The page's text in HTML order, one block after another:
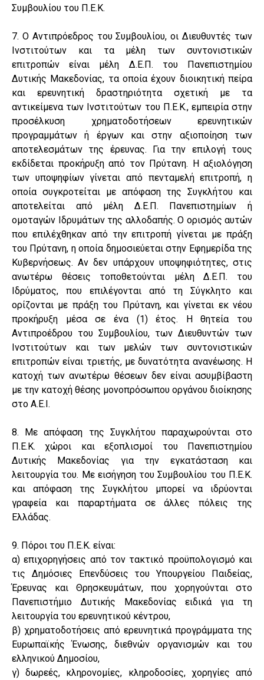
Συμβουλίου του Π.Ε.Κ.
7. Ο Αντιπρόεδρος του Συμβουλίου, οι Διευθυντές των
Ινστιτούτων και τα μέλη των συντονιστικών
επιτροπών είναι μέλη Δ.Ε.Π. του Πανεπιστημίου
Δυτικής Μακεδονίας, τα οποία έχουν διοικητική πείρα
και ερευνητική δραστηριότητα σχετική με τα
αντικείμενα των Ινστιτούτων του Π.Ε.Κ., εμπειρία στην
προσέλκυση χρηματοδοτήσεων ερευνητικών
προγραμμάτων ή έργων και στην αξιοποίηση των
αποτελεσμάτων της έρευνας. Για την επιλογή τους
εκδίδεται προκήρυξη από τον Πρύτανη. Η αξιολόγηση
των υποψηφίων γίνεται από πενταμελή επιτροπή, η
οποία συγκροτείται με απόφαση της Συγκλήτου και
αποτελείται από μέλη Δ.Ε.Π. Πανεπιστημίων ή
ομοταγών Ιδρυμάτων της αλλοδαπής. Ο ορισμός αυτών
που επιλέχθηκαν από την επιτροπή γίνεται με πράξη
του Πρύτανη, η οποία δημοσιεύεται στην Εφημερίδα της
Κυβερνήσεως. Αν δεν υπάρχουν υποψηφιότητες, στις
ανωτέρω θέσεις τοποθετούνται μέλη Δ.Ε.Π. του
Ιδρύματος, που επιλέγονται από τη Σύγκλητο και
ορίζονται με πράξη του Πρύτανη, και γίνεται εκ νέου
προκήρυξη μέσα σε ένα (1) έτος. Η θητεία του
Αντιπροέδρου του Συμβουλίου, των Διευθυντών των
Ινστιτούτων και των μελών των συντονιστικών
επιτροπών είναι τριετής, με δυνατότητα ανανέωσης. Η
κατοχή των ανωτέρω θέσεων δεν είναι ασυμβίβαστη
με την κατοχή θέσης μονοπρόσωπου οργάνου διοίκησης
στο Α.Ε.Ι.
8. Με απόφαση της Συγκλήτου παραχωρούνται στο
Π.Ε.Κ. χώροι και εξοπλισμοί του Πανεπιστημίου
Δυτικής Μακεδονίας για την εγκατάσταση και
λειτουργία του. Με εισήγηση του Συμβουλίου του Π.Ε.Κ.
και απόφαση της Συγκλήτου μπορεί να ιδρύονται
γραφεία και παραρτήματα σε άλλες πόλεις της
Ελλάδας.
9. Πόροι του Π.Ε.Κ. είναι:
α) επιχορηγήσεις από τον τακτικό προϋπολογισμό και
τις Δημόσιες Επενδύσεις του Υπουργείου Παιδείας,
Έρευνας και Θρησκευμάτων, που χορηγούνται στο
Πανεπιστήμιο Δυτικής Μακεδονίας ειδικά για τη
λειτουργία του ερευνητικού κέντρου,
β) χρηματοδοτήσεις από ερευνητικά προγράμματα της
Ευρωπαϊκής Ένωσης, διεθνών οργανισμών και του
ελληνικού Δημοσίου,
γ) δωρεές, κληρονομίες, κληροδοσίες, χορηγίες από